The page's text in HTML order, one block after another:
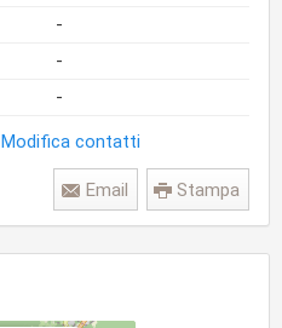
-
-
-
Modifica contatti
Stampa
Email